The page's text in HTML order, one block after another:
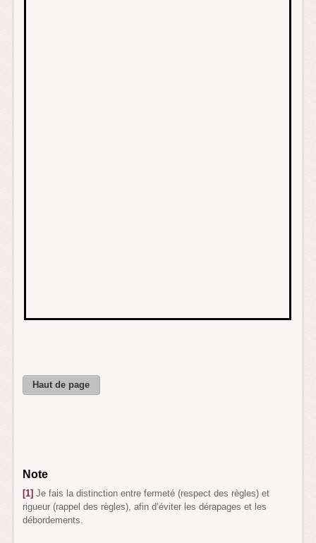
Haut de page
Note
[1] Je fais la distinction entre fermeté (respect des règles) et
rigueur (rappel des règles), afin d’éviter les dérapages et les
débordements.